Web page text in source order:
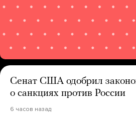
Сенат США одобрил
о санкциях против России
6 часов назад